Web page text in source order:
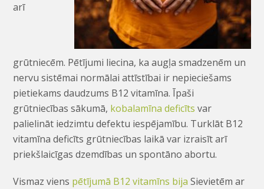
arī
grūtniecēm. Pētījumi liecina, ka augļa smadzenēm un
nervu sistēmai normālai attīstībai ir nepieciešams
pietiekams daudzums B12 vitamīna. Īpaši
grūtniecības sākumā, kobalamīna deficīts var
palielināt iedzimtu defektu iespējamību. Turklāt B12
vitamīna deficīts grūtniecības laikā var izraisīt arī
priekšlaicīgas dzemdības un spontāno abortu.
Vismaz viens pētījumā B12 vitamīns bija Sievietēm ar